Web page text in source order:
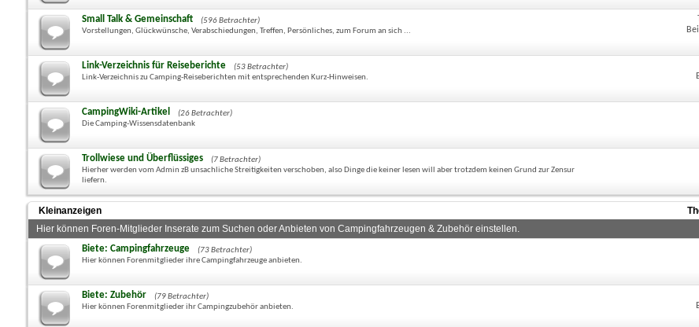
Small Talk & Gemeinschaft
(596 Betrachter)
Vorstellungen, Glückwünsche, Verabschiedungen, Treffen, Persönliches, zum Forum an sich ...
Link-Verzeichnis für Reiseberichte
(53 Betrachter)
Link-Verzeichnis zu Camping-Reiseberichten mit entsprechenden Kurz-Hinweisen.
CampingWiki-Artikel
(26 Betrachter)
Die Camping-Wissensdatenbank
Trollwiese und Überflüssiges
(7 Betrachter)
Hierher werden vom Admin zB unsachliche Streitigkeiten verschoben, also Dinge die keiner lesen will aber trotzdem keinen Grund zur Zensur
liefern.
Kleinanzeigen
Hier können Foren-Mitglieder Inserate zum Suchen oder Anbieten von Campingfahrzeugen & Zubehör einstellen.
Biete: Campingfahrzeuge
(73 Betrachter)
Hier können Forenmitglieder ihre Campingfahrzeuge anbieten.
Biete: Zubehör
(79 Betrachter)
Hier können Forenmitglieder ihr Campingzubehör anbieten.